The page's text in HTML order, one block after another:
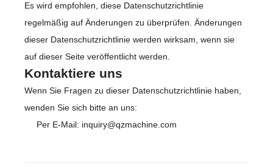
Es wird empfohlen, diese Datenschutzrichtlinie
regelmäßig auf Änderungen zu überprüfen. Änderungen
dieser Datenschutzrichtlinie werden wirksam, wenn sie
auf dieser Seite veröffentlicht werden.
Kontaktiere uns
Wenn Sie Fragen zu dieser Datenschutzrichtlinie haben,
wenden Sie sich bitte an uns:
Per E-Mail: inquiry@qzmachine.com